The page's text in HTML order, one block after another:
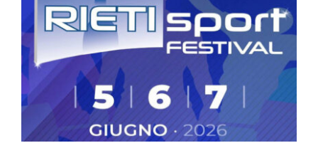
Rieti Sport Festival XI edizione dal 5 al 7